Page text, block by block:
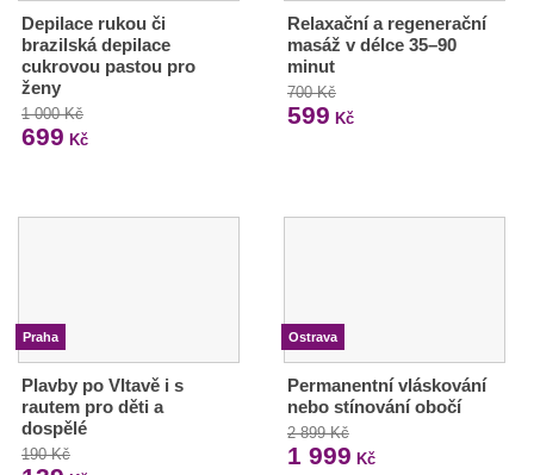
Depilace rukou či
brazilská depilace
cukrovou pastou pro
ženy
1 000 Kč
699 Kč
Relaxační a regenerační
masáž v délce 35–90
minut
700 Kč
599 Kč
Praha
Plavby po Vltavě i s
rautem pro děti a
dospělé
190 Kč
Ostrava
Permanentní vláskování
nebo stínování obočí
2 899 Kč
1 999 Kč